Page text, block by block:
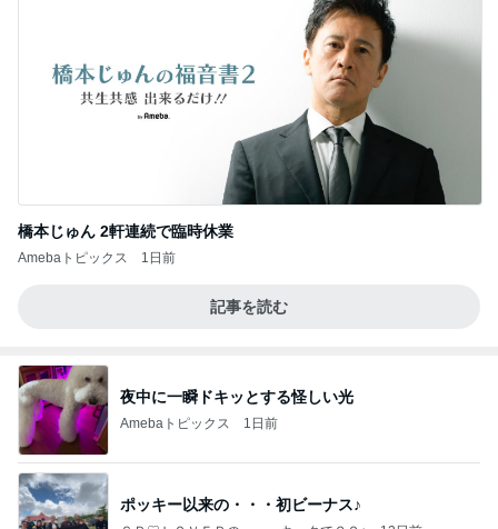
橋本じゅん 2軒連続で臨時休業
Amebaトピックス 1日前
記事を読む
夜中に一瞬ドキッとする怪しい光
Amebaトピックス 1日前
ポッキー以来の・・・初ビーナス♪